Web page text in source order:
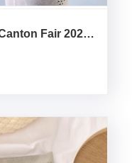
Fair 2026 -